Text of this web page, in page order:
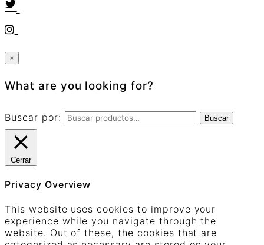
×
What are you looking for?
Buscar por: Buscar
Cerrar
Privacy Overview
This website uses cookies to improve your
experience while you navigate through the
website. Out of these, the cookies that are